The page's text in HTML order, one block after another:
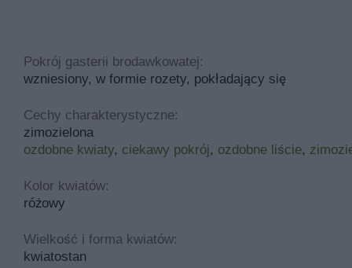
Pokrój gasterii brodawkowatej:
wzniesiony, w formie rozety, pokładający się
Cechy charakterystyczne:
zimozielona
ozdobne kwiaty, ciekawy pokrój, ozdobne liście,
Kolor kwiatów:
różowy
Wielkość i forma kwiatów:
kwiatostan